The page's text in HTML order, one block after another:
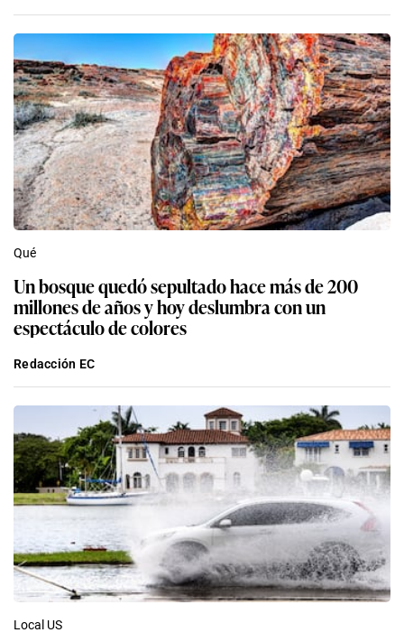
Qué
Un bosque quedó sepultado hace más de 200
millones de años y hoy deslumbra con un
espectáculo de colores
Redacción EC
Local US